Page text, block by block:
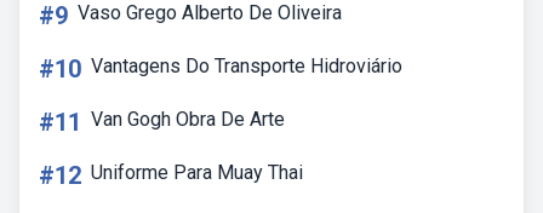
#9 Vaso Grego Alberto De Oliveira
#10 Vantagens Do Transporte Hidroviário
#11 Van Gogh Obra De Arte
#12 Uniforme Para Muay Thai